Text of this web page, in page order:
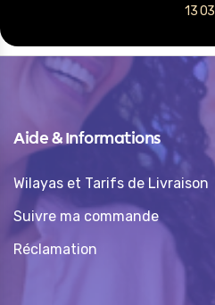
13 03
Aide & Informations
Wilayas et Tarifs de Livraison
Suivre ma commande
Réclamation